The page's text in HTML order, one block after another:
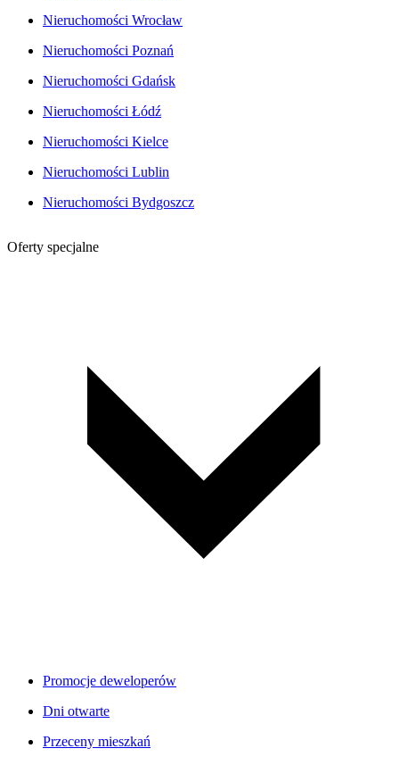
Nieruchomości Wrocław
Nieruchomości Poznań
Nieruchomości Gdańsk
Nieruchomości Łódź
Nieruchomości Kielce
Nieruchomości Lublin
Nieruchomości Bydgoszcz
Oferty specjalne
Promocje deweloperów
Dni otwarte
Przeceny mieszkań